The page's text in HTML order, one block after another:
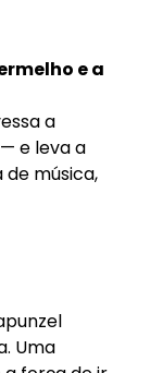
e a
a
e leva a
música,
Uma